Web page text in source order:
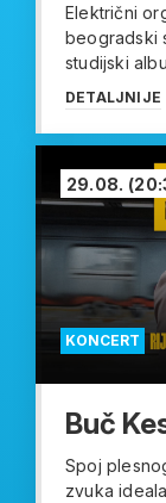
Električni
beogradski
studijski
DETALJNIJE
KONCERT
29.08.
Buč
Spoj
zvuka